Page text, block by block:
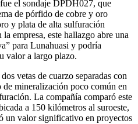
el sondaje DPDH027, que
de pórfido de cobre y oro
y plata de alta sulfuración
empresa, este hallazgo abre una
para Lunahuasi y podría
valor a largo plazo.
vetas de cuarzo separadas con
mineralización poco común en
La compañía comparó este
a 150 kilómetros al suroeste,
un valor significativo en proyectos